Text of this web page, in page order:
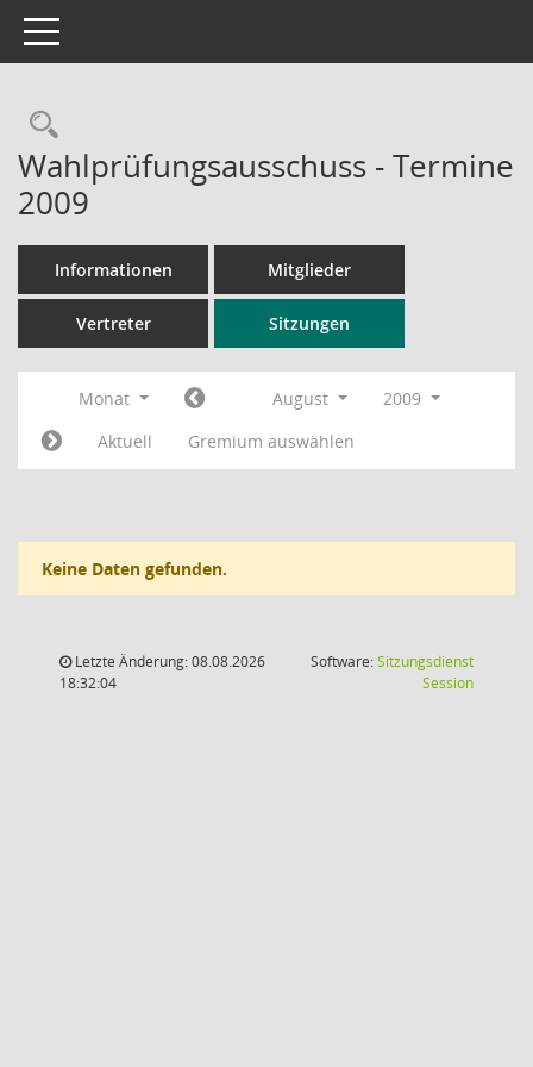
Toggle navigation
Rechercheauswahl
Wahlprüfungsausschuss - Termine
2009
Informationen Mitglieder
Vertreter Sitzungen
Monat August
2009
Aktuell
Gremium auswählen
Keine Daten gefunden.
Letzte Änderung: 08.08.2026
18:32:04
Software:Sitzungsdienst
Session(Wird in